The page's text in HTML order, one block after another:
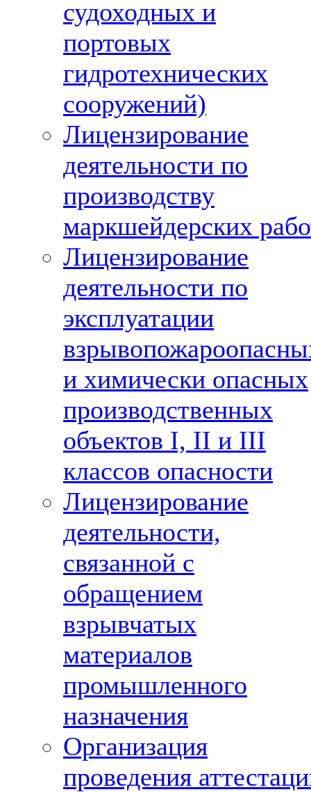
судоходных и
портовых
гидротехнических
сооружений)
Лицензирование
деятельности по
производству
маркшейдерских
Лицензирование
деятельности по
эксплуатации
и химически опасных
производственных
объектов I, II и III
классов опасности
Лицензирование
деятельности,
связанной с
обращением
взрывчатых
материалов
промышленного
назначения
Организация
проведения